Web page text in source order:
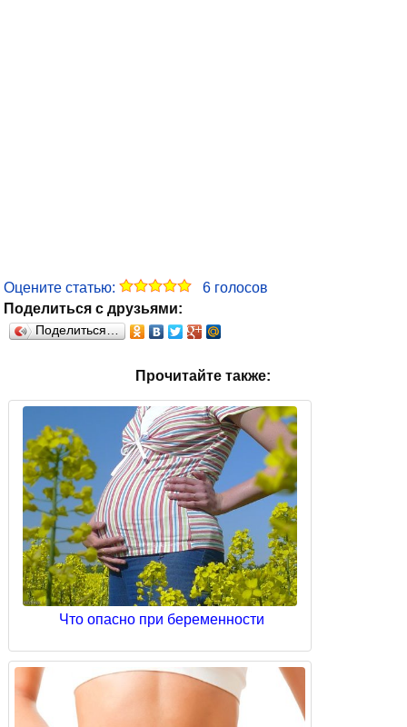
Оцените статью: 6 голосов
Поделиться с друзьями:
Поделиться…
Прочитайте также:
Что опасно при беременности